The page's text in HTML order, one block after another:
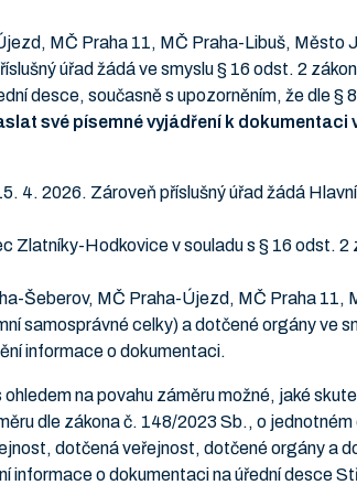
MČ Praha 11, MČ Praha-Libuš, Město
úřad žádá ve smyslu § 16 odst. 2
desce, současně s upozorněním, že dle §
své písemné vyjádření k dokumentaci
4. 2026. Zároveň příslušný úřad žádá
Hodkovice v souladu s § 16 odst. 2
Šeberov, MČ Praha-Újezd, MČ Praha
samosprávné celky) a dotčené orgány ve
informace o dokumentaci.
na povahu záměru možné, jaké
dle zákona č. 148/2023 Sb., o
dotčená veřejnost, dotčené orgány a
informace o dokumentaci na úřední desce